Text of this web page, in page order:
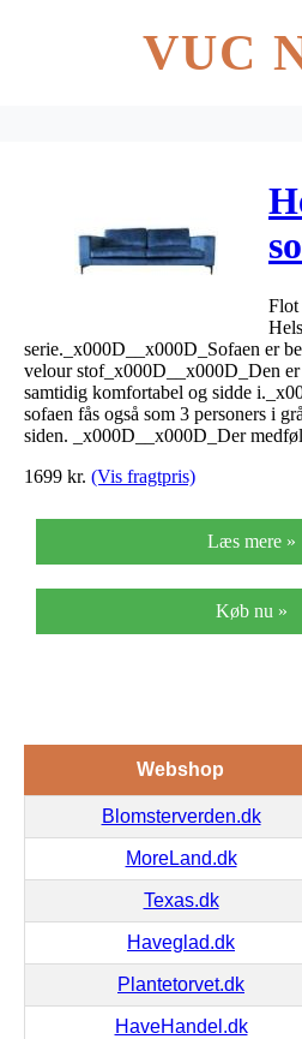
VUC
Flot
serie._x000D__x000D_Sofaen er
velour stof_x000D__x000D_Den
samtidig komfortabel og sidde
sofaen fås også som 3 personers i
siden. _x000D__x000D_Der
1699 kr. (Vis fragtpris)
Læs mere »
Køb nu »
Webshop
Blomsterverden.dk
MoreLand.dk
Texas.dk
Haveglad.dk
Plantetorvet.dk
HaveHandel.dk